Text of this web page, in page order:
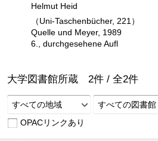
Helmut Heid
（Uni-Taschenbücher, 221）
Quelle und Meyer, 1989
6., durchgesehene Aufl
大学図書館所蔵 2件 / 全2件
すべての地域
すべての図書館
OPACリンクあり